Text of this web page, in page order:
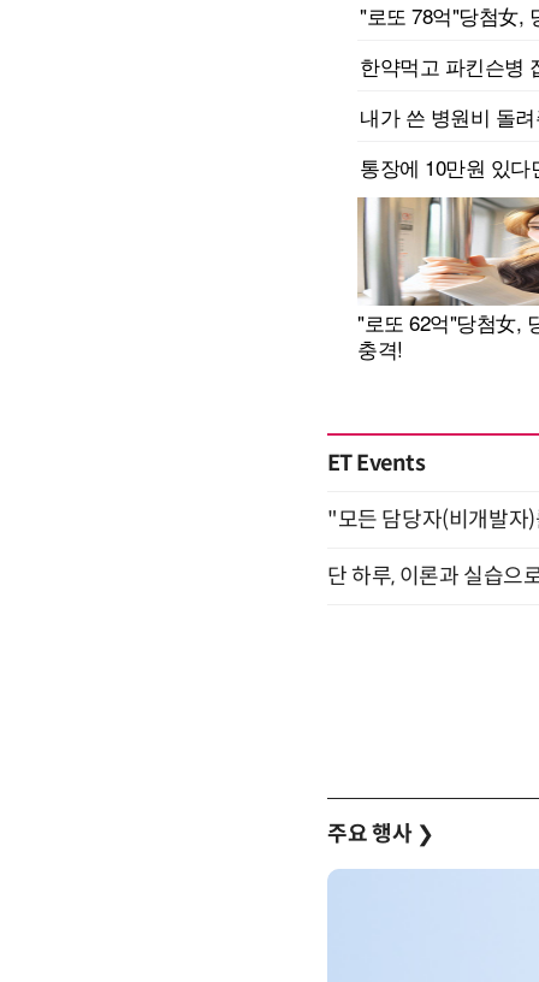
ET Events
"모든 담당자(비개발
단 하루, 이론과 실습으
주요 행사 ❯